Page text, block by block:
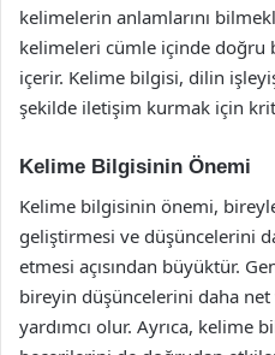
kelimelerin anlamlarını
kelimeleri cümle içinde doğru
içerir. Kelime bilgisi, dilin
şekilde iletişim kurmak için
Kelime Bilgisinin Önemi
Kelime bilgisinin önemi,
geliştirmesi ve düşüncelerini
etmesi açısından büyüktür.
bireyin düşüncelerini daha
yardımcı olur. Ayrıca, kelime